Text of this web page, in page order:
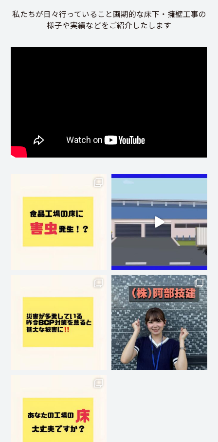
私たちが日々行っていること画期的な床下・擁壁工事の
様子や実績などをご紹介したします